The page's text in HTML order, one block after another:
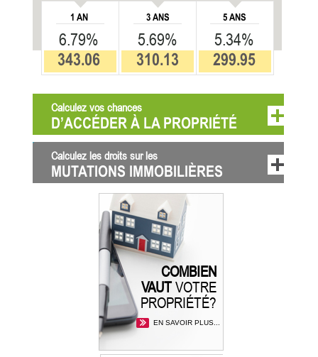
1 AN
6.79%
343.06
3 ANS
5.69%
310.13
5 ANS
5.34%
299.95
Calculez vos chances
D’ACCÉDER À LA PROPRIÉTÉ
Calculez les droits sur les
MUTATIONS IMMOBILIÈRES
COMBIEN
VAUT VOTRE
PROPRIÉTÉ?
EN SAVOIR PLUS...